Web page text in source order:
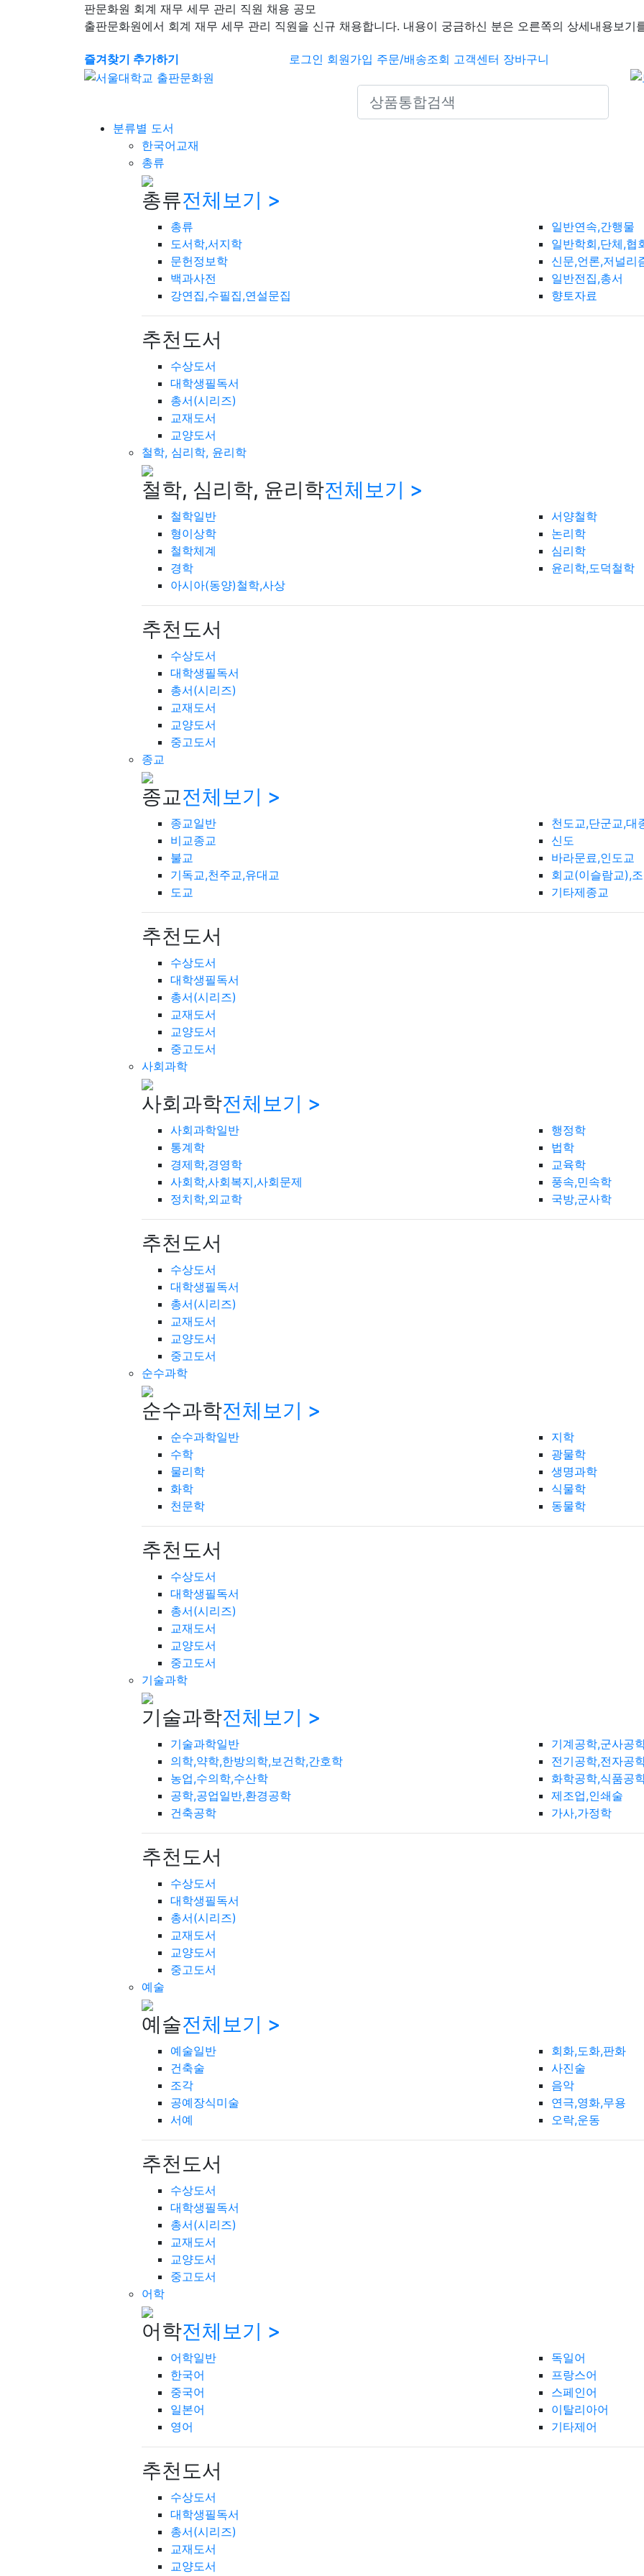
판문화원 회계 재무 세무 관리 직원 채용 공모
출판문화원에서 회계 재무 세무 관리 직원을 신규 채용합니다. 내용이 궁금하신 분은 오른쪽의 상세내용보기
즐겨찾기 추가하기 로그인 회원가입 주문/배송조회 고객센터 장바구니
Search icons
분류별 도서
한국어교재
총류
총류전체보기 >
총류
도서학,서지학
문헌정보학
백과사전
강연집,수필집,연설문집
일반연속,간행물
일반학회,단체,협
신문,언론,저널리
일반전집,총서
향토자료
추천도서
수상도서
대학생필독서
총서(시리즈)
교재도서
교양도서
철학, 심리학, 윤리학
철학, 심리학, 윤리학전체보기 >
철학일반
형이상학
철학체계
경학
아시아(동양)철학,사상
서양철학
논리학
심리학
윤리학,도덕철학
추천도서
수상도서
대학생필독서
총서(시리즈)
교재도서
교양도서
중고도서
종교
종교전체보기 >
종교일반
비교종교
불교
기독교,천주교,유대교
도교
천도교,단군교,대
신도
바라문료,인도교
회교(이슬람교),
기타제종교
추천도서
수상도서
대학생필독서
총서(시리즈)
교재도서
교양도서
중고도서
사회과학
사회과학전체보기 >
사회과학일반
통계학
경제학,경영학
사회학,사회복지,사회문제
정치학,외교학
행정학
법학
교육학
풍속,민속학
국방,군사학
추천도서
수상도서
대학생필독서
총서(시리즈)
교재도서
교양도서
중고도서
순수과학
순수과학전체보기 >
순수과학일반
수학
물리학
화학
천문학
지학
광물학
생명과학
식물학
동물학
추천도서
수상도서
대학생필독서
총서(시리즈)
교재도서
교양도서
중고도서
기술과학
기술과학전체보기 >
기술과학일반
의학,약학,한방의학,보건학,간호학
농업,수의학,수산학
공학,공업일반,환경공학
건축공학
기계공학,군사공
전기공학,전자공
화학공학,식품공
제조업,인쇄술
가사,가정학
추천도서
수상도서
대학생필독서
총서(시리즈)
교재도서
교양도서
중고도서
예술
예술전체보기 >
예술일반
건축술
조각
공예장식미술
서예
회화,도화,판화
사진술
음악
연극,영화,무용
오락,운동
추천도서
수상도서
대학생필독서
총서(시리즈)
교재도서
교양도서
중고도서
어학
어학전체보기 >
어학일반
한국어
중국어
일본어
영어
독일어
프랑스어
스페인어
이탈리아어
기타제어
추천도서
수상도서
대학생필독서
총서(시리즈)
교재도서
교양도서